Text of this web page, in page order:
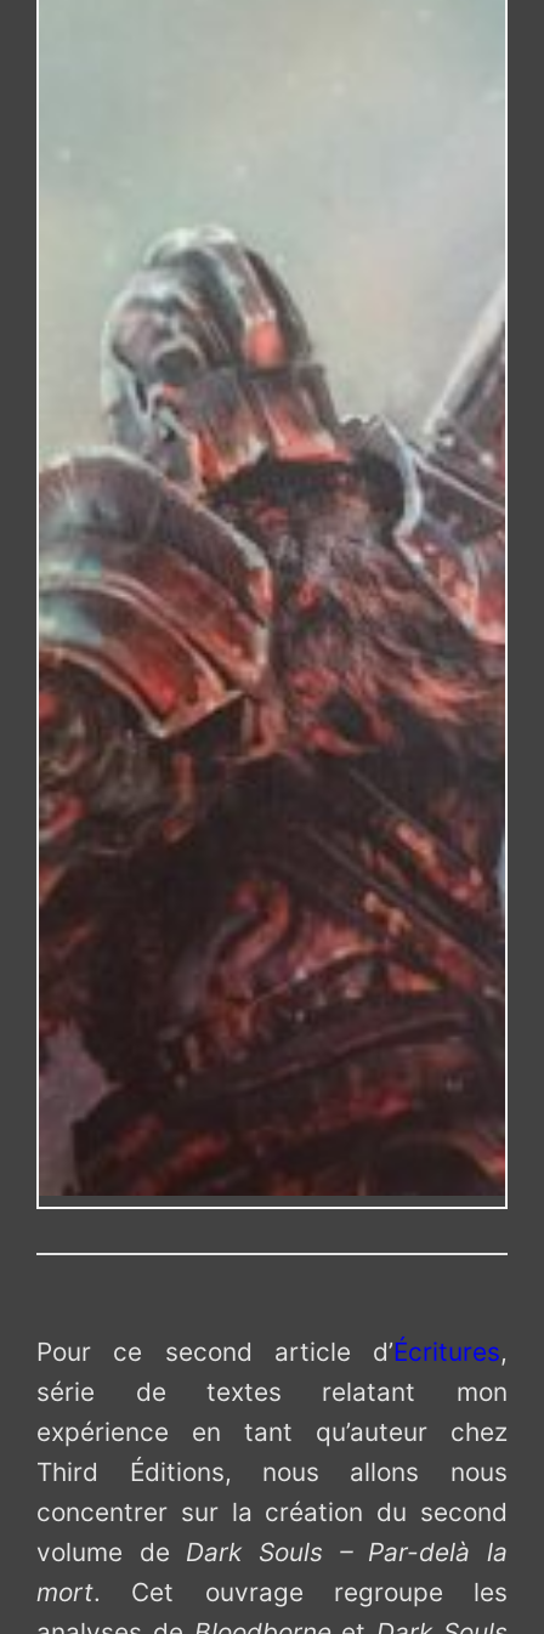
Pour ce second article d’Écritures,
série de textes relatant mon
expérience en tant qu’auteur chez
Third Éditions, nous allons nous
concentrer sur la création du second
volume de Dark Souls – Par-delà la
mort. Cet ouvrage regroupe les